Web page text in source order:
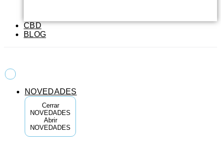
CBD
BLOG
NOVEDADES
Cerrar
NOVEDADES
Abrir
NOVEDADES